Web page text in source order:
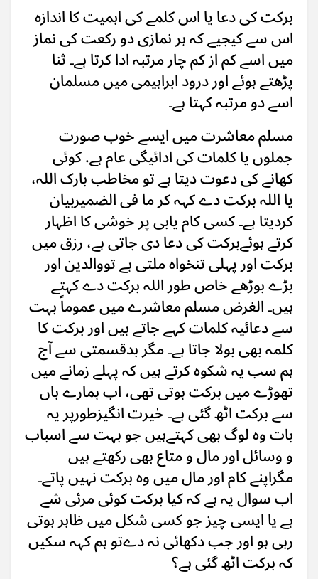
برکت کی دعا یا اس کلمے کی اہمیت کا اندازہ
اس سے کیجیے کہ ہر نمازی دو رکعت کی نماز
میں اسے کم از کم چار مرتبہ ادا کرتا ہے۔ ثنا
پڑھتے ہوئے اور درود ابراہیمی میں مسلمان
اسے دو مرتبہ کہتا ہے۔
مسلم معاشرت میں ایسے خوب صورت
جملوں یا کلمات کی ادائیگی عام ہے. کوئی
کھانے کی دعوت دیتا ہے تو مخاطب بارک اللہ،
یا اللہ برکت دے کہہ کر ما فی الضمیربیان
کردیتا ہے۔ کسی کام یابی پر خوشی کا اظہار
کرتے ہوئےبرکت کی دعا دی جاتی ہے، رزق میں
برکت اور پہلی تنخواہ ملتی ہے تووالدین اور
بڑے بوڑھے خاص طور اللہ برکت دے کہتے
ہیں۔ الغرض مسلم معاشرے میں عموماً بہت
سے دعائیہ کلمات کہے جاتے ہیں اور برکت کا
کلمہ بھی بولا جاتا ہے۔ مگر بدقسمتی سے آج
ہم سب یہ شکوہ کرتے ہیں کہ پہلے زمانے میں
تھوڑے میں برکت ہوتی تھی، اب ہمارے ہاں
سے برکت اٹھ گئی ہے۔ حٰیرت انگیزطورپر یہ
بات وہ لوگ بھی کہتےہیں جو بہت سے اسباب
و وسائل اور مال و متاع بھی رکھتے ہیں
مگراپنے کام اور مال میں وہ برکت نہیں پاتے۔
اب سوال یہ ہے کہ کیا برکت کوئی مرئی شے
ہے یا ایسی چیز جو کسی شکل میں ظاہر ہوتی
رہی ہو اور جب دکھائی نہ دےتو ہم کہہ سکیں
کہ برکت اٹھ گئی ہے؟